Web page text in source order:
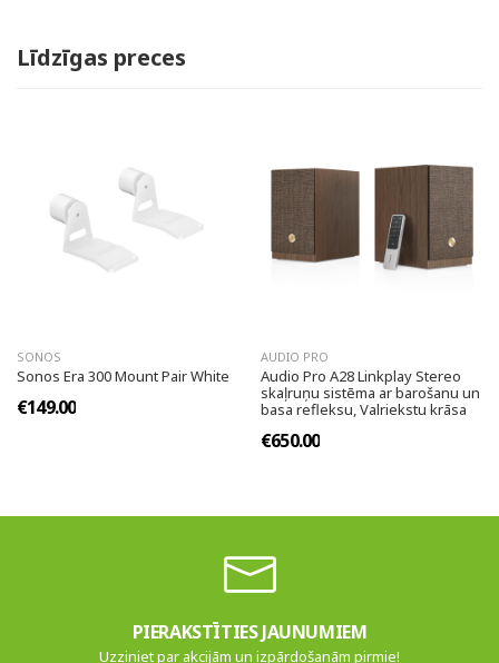
Līdzīgas preces
SONOS
Sonos Era 300 Mount Pair White
€149.00
AUDIO PRO
Audio Pro A28 Linkplay Stereo
skaļruņu sistēma ar barošanu un
basa refleksu, Valriekstu krāsa
€650.00
PIERAKSTĪTIES JAUNUMIEM
Uzziniet par akcijām un izpārdošanām pirmie!